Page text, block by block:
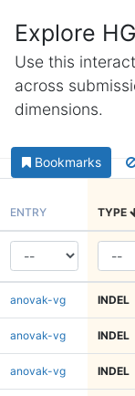
Explore
Use this
across
dimensions.
Bookmarks
ENTRY TYPE
anovak-vg INDEL
anovak-vg INDEL
anovak-vg INDEL